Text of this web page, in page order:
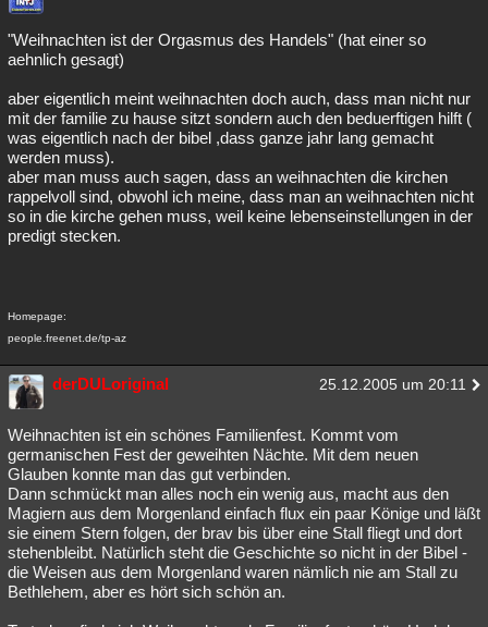
"Weihnachten ist der Orgasmus des Handels" (hat einer so
aehnlich gesagt)
aber eigentlich meint weihnachten doch auch, dass man nicht nur
mit der familie zu hause sitzt sondern auch den beduerftigen hilft (
was eigentlich nach der bibel ,dass ganze jahr lang gemacht
werden muss).
aber man muss auch sagen, dass an weihnachten die kirchen
rappelvoll sind, obwohl ich meine, dass man an weihnachten nicht
so in die kirche gehen muss, weil keine lebenseinstellungen in der
predigt stecken.
Homepage:
people.freenet.de/tp-az
derDULoriginal 25.12.2005 um 20:11
Weihnachten ist ein schönes Familienfest. Kommt vom
germanischen Fest der geweihten Nächte. Mit dem neuen
Glauben konnte man das gut verbinden.
Dann schmückt man alles noch ein wenig aus, macht aus den
Magiern aus dem Morgenland einfach flux ein paar Könige und läßt
sie einem Stern folgen, der brav bis über eine Stall fliegt und dort
stehenbleibt. Natürlich steht die Geschichte so nicht in der Bibel -
die Weisen aus dem Morgenland waren nämlich nie am Stall zu
Bethlehem, aber es hört sich schön an.